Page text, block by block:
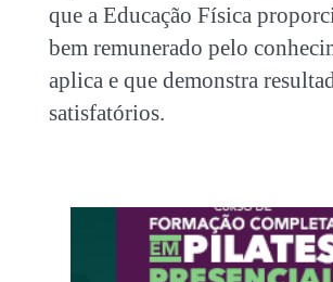
que a Educação Física
bem remunerado pelo
aplica e que demonstra
satisfatórios.